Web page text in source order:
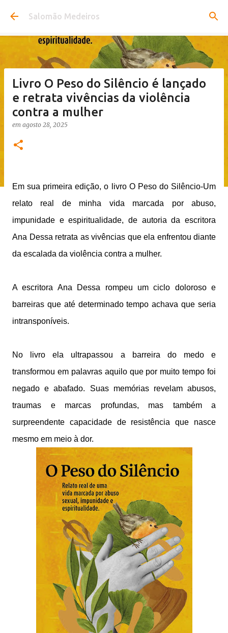
Pular para o conteúdo principal
Salomão Medeiros
Livro O Peso do Silêncio é lançado
e retrata vivências da violência
contra a mulher
em agosto 28, 2025
Em sua primeira edição, o livro O Peso do Silêncio-Um
relato real de minha vida marcada por abuso,
impunidade e espiritualidade, de autoria da escritora
Ana Dessa retrata as vivências que ela enfrentou diante
da escalada da violência contra a mulher.
A escritora Ana Dessa rompeu um ciclo doloroso e
barreiras que até determinado tempo achava que seria
intransponíveis.
No livro ela ultrapassou a barreira do medo e
transformou em palavras aquilo que por muito tempo foi
negado e abafado. Suas memórias revelam abusos,
traumas e marcas profundas, mas também a
surpreendente capacidade de resistência que nasce
mesmo em meio à dor.